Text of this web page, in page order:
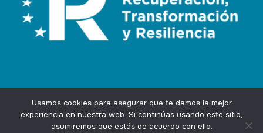
Design byAgencia Marketing OnlineIngenium.Marketing
Usamos cookies para asegurar que te damos la mejor
experiencia en nuestra web. Si continúas usando este sitio,
asumiremos que estás de acuerdo con ello.